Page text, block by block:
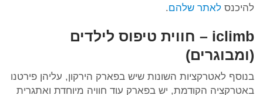
להיכנס לאתר שלהם.
iclimb – חווית טיפוס לילדים
(ומבוגרים)
בנוסף לאטרקציות השונות שיש בפארק הירקון, עליהן פירטנו
באטרקציה הקודמת, יש בפארק עוד חוויה מיוחדת ואתגרית